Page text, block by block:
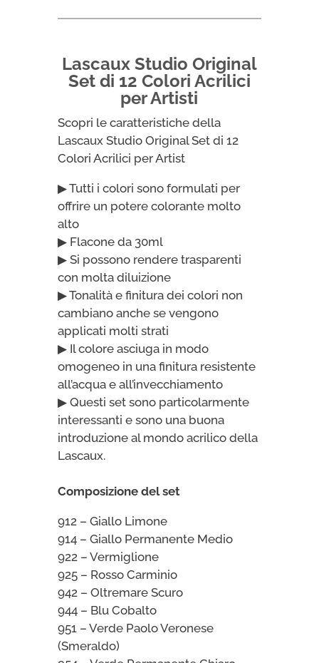
Colori
quantità
Lascaux Studio Original
Set di 12 Colori Acrilici
per Artisti
Scopri le caratteristiche della
Lascaux Studio Original Set di 12
Colori Acrilici per Artist
▶ Tutti i colori sono formulati per
offrire un potere colorante molto
alto
▶ Flacone da 30ml
▶ Si possono rendere trasparenti
con molta diluizione
▶ Tonalità e finitura dei colori non
cambiano anche se vengono
applicati molti strati
▶ Il colore asciuga in modo
omogeneo in una finitura resistente
all’acqua e all’invecchiamento
▶ Questi set sono particolarmente
interessanti e sono una buona
introduzione al mondo acrilico della
Lascaux.
Composizione del set
912 – Giallo Limone
914 – Giallo Permanente Medio
922 – Vermiglione
925 – Rosso Carminio
942 – Oltremare Scuro
944 – Blu Cobalto
951 – Verde Paolo Veronese
(Smeraldo)